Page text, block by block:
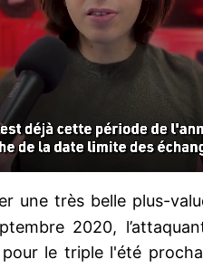
une très belle plus-
2020,
le triple l'été